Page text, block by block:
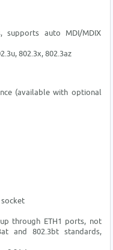
supports auto MDI/MDIX
802.3x, 802.3az
(available with optional
through ETH1 ports, not
and 802.3bt standards,